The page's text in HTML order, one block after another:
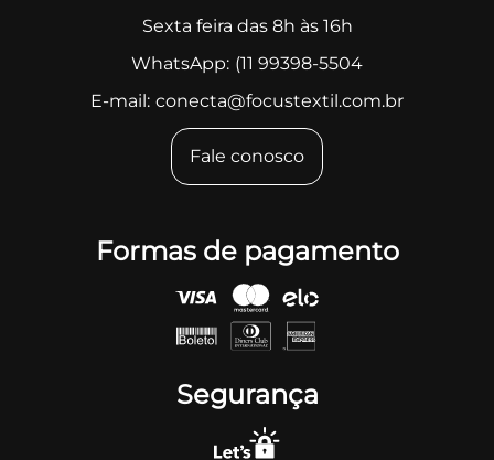
Sexta feira das 8h às 16h
WhatsApp: (11 99398-5504
E-mail: conecta@focustextil.com.br
Fale conosco
Formas de pagamento
Segurança